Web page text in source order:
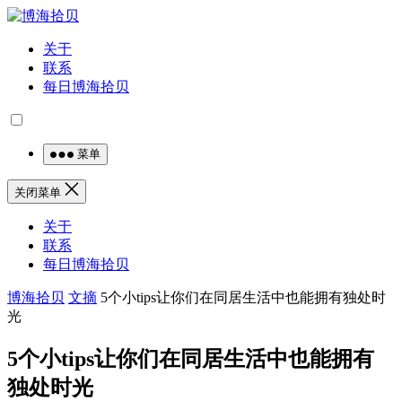
关于
联系
每日博海拾贝
菜单
关闭菜单
关于
联系
每日博海拾贝
博海拾贝 文摘 5个小tips让你们在同居生活中也能拥有独处时
光
5个小tips让你们在同居生活中也能拥有
独处时光